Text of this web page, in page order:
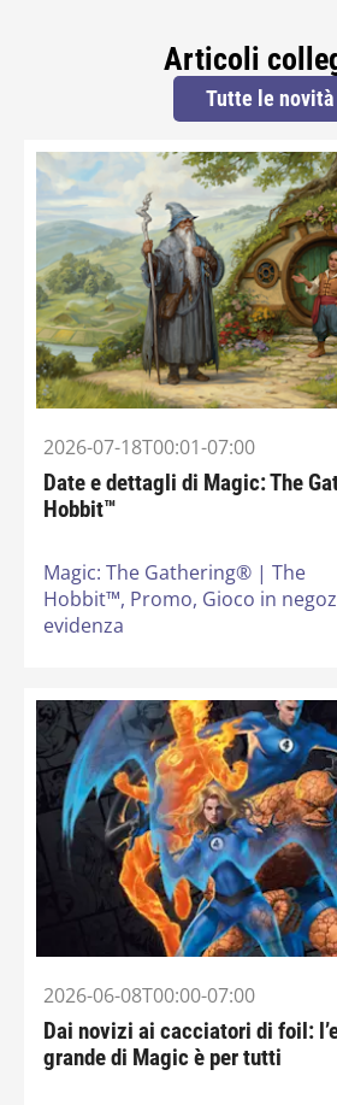
Articoli
Tutte le novità
2026-07-18T00:01-07:00
Date e dettagli di Magic: The
Hobbit™
Magic: The Gathering® | The
Hobbit™, Promo, Gioco in
evidenza
2026-06-08T00:00-07:00
Dai novizi ai cacciatori di foil:
grande di Magic è per tutti